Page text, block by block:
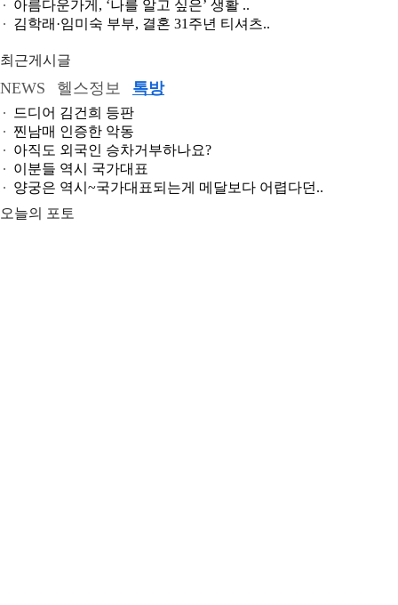
아름다운가게, ‘나를 알고 싶은’ 생활 ..
김학래·임미숙 부부, 결혼 31주년 티셔츠..
최근게시글
NEWS 헬스정보 톡방
드디어 김건희 등판
찐남매 인증한 악동
아직도 외국인 승차거부하나요?
이분들 역시 국가대표
양궁은 역시~국가대표되는게 메달보다 어렵다던..
오늘의 포토